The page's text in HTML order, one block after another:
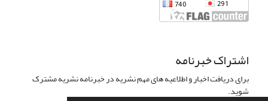
اشتراک خبرنامه
برای دریافت اخبار و اطلاعیه های مهم نشریه در خبرنامه نشریه مشترک
شوید.